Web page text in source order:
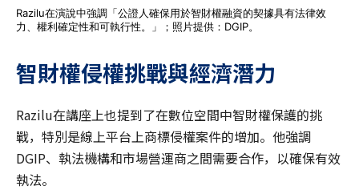
Razilu在演說中強調「公證人確保用於智財權融資的契據具有法律效
力、權利確定性和可執行性。」；照片提供：DGIP。
智財權侵權挑戰與經濟潛力
Razilu在講座上也提到了在數位空間中智財權保護的挑
戰，特別是線上平台上商標侵權案件的增加。他強調
DGIP、執法機構和市場營運商之間需要合作，以確保有效
執法。